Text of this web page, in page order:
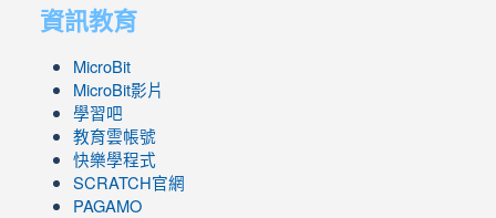
資訊教育
MicroBit
MicroBit影片
學習吧
教育雲帳號
快樂學程式
SCRATCH官網
PAGAMO